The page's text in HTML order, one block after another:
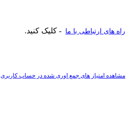
راه های ارتباطی با ما - کلیک کنید.
مشاهده امتیاز های جمع اوری شده در حساب کاربری